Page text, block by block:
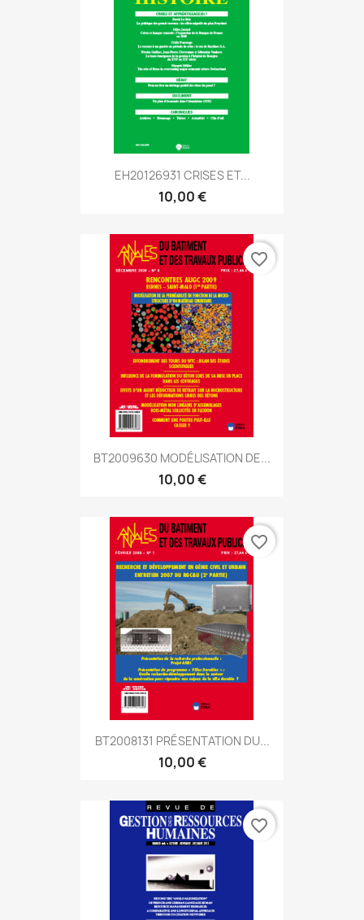
EH20126931 CRISES ET...
10,00 €
BT2009630 MODÉLISATION DE...
10,00 €
favorite_border
BT2008131 PRÉSENTATION DU...
10,00 €
favorite_border
favorite_border